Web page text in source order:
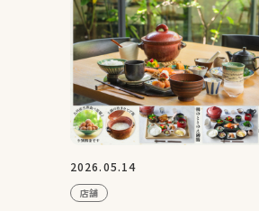
2026.05.14
店舗